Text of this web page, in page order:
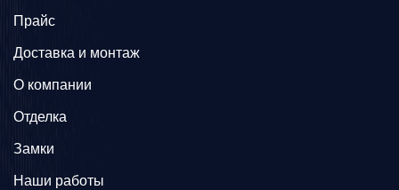
Прайс
Доставка и монтаж
О компании
Отделка
Замки
Наши работы